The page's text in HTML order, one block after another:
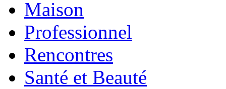
Maison
Professionnel
Rencontres
Santé et Beauté